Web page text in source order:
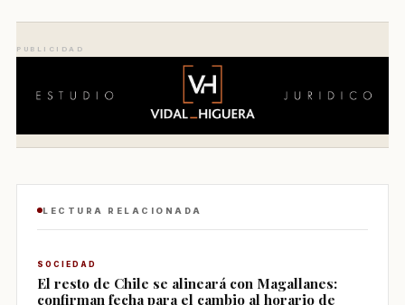
PUBLICIDAD
LECTURA RELACIONADA
SOCIEDAD
El resto de Chile se alineará con Magallanes:
confirman fecha para el cambio al horario de